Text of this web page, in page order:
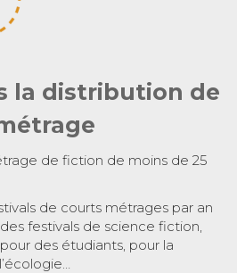
la distribution de
de fiction de moins de 25
de courts métrages par an
festivals de science fiction,
des étudiants, pour la